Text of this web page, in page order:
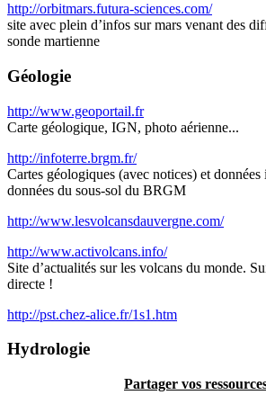
http://orbitmars.futura-sciences.com/
site avec plein d’infos sur mars venant des
sonde martienne
Géologie
http://www.geoportail.fr
Carte géologique, IGN, photo aérienne...
http://infoterre.brgm.fr/
Cartes géologiques (avec notices) et données
données du sous-sol du BRGM
http://www.lesvolcansdauvergne.com/
http://www.activolcans.info/
Site d’actualités sur les volcans du monde.
directe !
http://pst.chez-alice.fr/1s1.htm
Hydrologie
Partager vos